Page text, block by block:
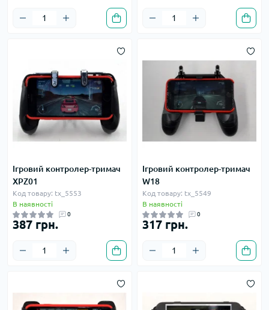
Ігровий контролер-тримач
XPZ01
Код товару: tx_5553
В наявності
0
387 грн.
Ігровий контролер-тримач
W18
Код товару: tx_5549
В наявності
0
317 грн.